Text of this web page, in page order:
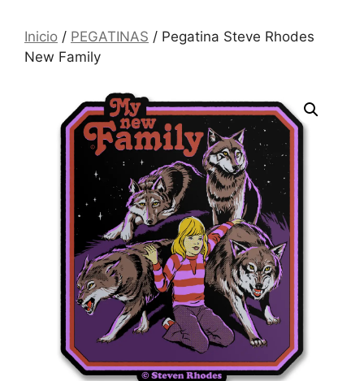
Inicio / PEGATINAS / Pegatina Steve Rhodes
New Family